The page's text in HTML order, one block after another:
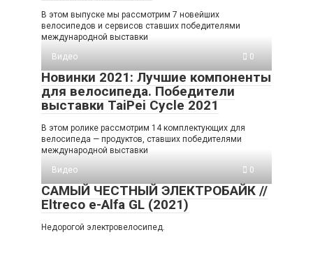
В этом выпуске мы рассмотрим 7 новейших
велосипедов и сервисов ставших победителями
международной выставки
Видео
0
Новинки 2021: Лучшие компоненты
для велосипеда. Победители
выставки TaiPei Cycle 2021
В этом ролике рассмотрим 14 комплектующих для
велосипеда — продуктов, ставших победителями
международной выставки
Видео
0
САМЫЙ ЧЕСТНЫЙ ЭЛЕКТРОБАЙК //
Eltreco e-Alfa GL (2021)
Недорогой электровелосипед.